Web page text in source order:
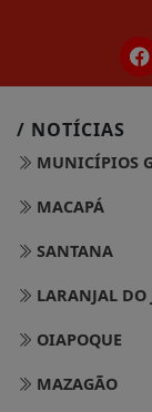
/ NOTÍCIAS
MUNICÍPIOS
MACAPÁ
SANTANA
LARANJAL DO
OIAPOQUE
MAZAGÃO